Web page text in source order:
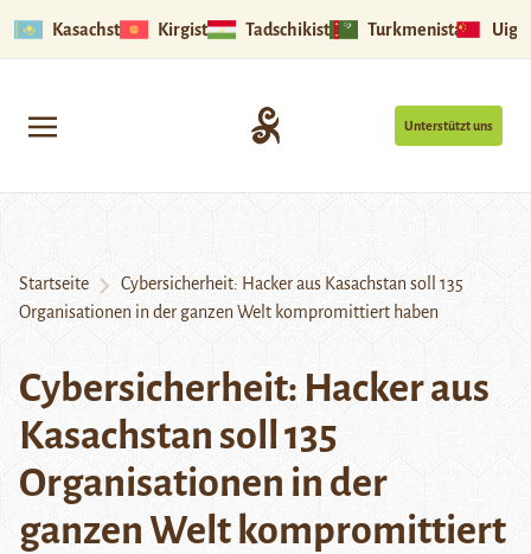
Kasachstan Kirgistan Tadschikistan Turkmenistan
Unterstützt uns
Startseite
Cybersicherheit: Hacker aus Kasachstan soll 135
Organisationen in der ganzen Welt kompromittiert haben
Cybersicherheit: Hacker aus
Kasachstan soll 135
Organisationen in der
ganzen Welt kompromittiert